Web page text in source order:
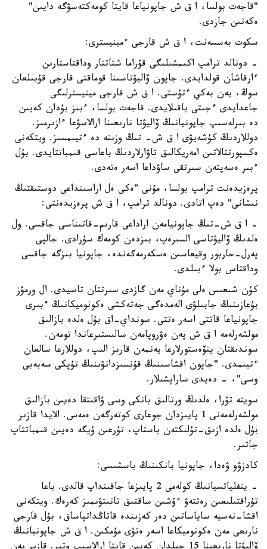
"قاجەت بولسا، ا ق ش جاپونياعا قايتا كومەكتەسۋگە دايىن"
ەكەنىن جازدى.
سكوت بەسسەنت، ا ق ش قارجى ءمينيسترى:
- دونالد ترامپ اكىمشىلىگى قۇراما شتاتتار وداقتاستارىن
ءارقاشان قولدايدى. جاپون ۆاليۋتاسىنا قوماقتى قارجى قۇيىلعان
سوڭ، يەن بەكي ءتۇستى. ا ق ش قارجى مينيسترلىگى
جاعدايدى ءجىتى باقىلايدى. قاجەت بولسا، ءبىز بۇدان كەيىن
دە بىرلەسىپ جاپونيانىڭ ۆاليۋتا نارىعىنا ارالاسۋعا ءازىرمىز.
دوللاردىڭ كۇشەيۋى ا ق ش- تىڭ وزىنە دە ءتيىمسىز. ويتكەنى
ەكسپورتتالاتىن امەريكالىق تاۋارلاردىڭ باعاسى قىمباتتايدى. بۇل
ءبىر ەسەپتەن سىرتقى ساۋداعا اسەر ەتەدى.
پرەزيدەنت ترامپ بولسا، مۇنى "ەكى ەل اراسىنداعى دوستىقتىڭ
نىشانى" دەپ اتادى. دونالد ترامپ، ا ق ش پرەزيدەنتى:
- ا ق ش-تىڭ جاپونيامەن اراداعى قارىم-قاتىناسى جاقسى. ول
ەلدىڭ ۆاليۋتاسى السىرەپ، بىزدەن كومەك سۇرادى. جالپى
پەرل-حاربور وقيعاسىن ەسكەرمەگەندە، جاپونيا بىزگە جاقسى
وداقتاس بولا ءبىلدى.
كۇن شىعىس ەلى مۇناي مەن گازدى سىرتتان تاسيدى. ال ورمۋز
بۇعازىنىڭ جابىلۋى الەمدەگى جەتەكشى ەكونوميكانىڭ ءبىرى
جاپونياعا قاتتى اسەر ەتتى. سونداي-اق بۇل ەلدە بازالىق
مولشەرلەمە ا ق ش پەن ەۋروپامەن سالىستىرعاندا تومەن.
سوندىقتان ينۆەستورلارعا يەنمەن قارىز الىپ، دوللارعا سالعان
ءتيىمدى. "جاپون اقشاسىنىڭ قۇنسىزدانۋىنىڭ تۇپكى سەبەبى
وسى"، - دەيدى ساراپشىلار.
سويتە تۇرا، ەلدىڭ ورتالىق بانكى وسى ۋاقىتقا دەيىن بازالىق
مولشەرلەمەنى 1 پايىزدان جوعارى كوتەرگەن ەمەس. الايدا قازىر
بۇل ەلدە ازىق-تۇلىكتەن باستاپ، تۇرعىن ۇيگە دەيىن قىمباتتاپ
جاتىر.
كادزۋو ۋەدا، جاپونيا بانكىنىڭ باسشىسى:
- ينفلياتسيانىڭ كولەمى 2 پايىزعا جاقىنداپ قالدى. باعا
تۇراقتىلىعىن رەتتەۋ ءۇشىن ساقتىق تانىتۋىمىز كەرەك. ويتكەنى
اقشا-نەسيە ساياساتىن دەر كەزىندە قاتاڭداتپاساق، بۇل قارجى
نارىعى مەن ەكونوميكاعا اسەر ەتۋى مۇمكىن. ا ق ش جاپونيانىڭ